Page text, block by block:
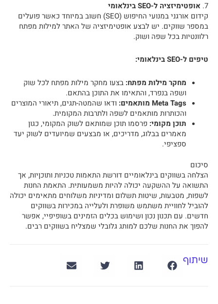
7. אופטימיזציה ל-SEO בינלאומי
קידום אורגני במנועי החיפוש (SEO) חשוב במיוחד כאשר פועלים
במספר שווקים. יש לבצע אופטימיזציה של האתר למילות מפתח
רלוונטיות בכל שפה ושוק.
טיפים ל-SEO בינלאומי:
מחקר מילות מפתח: בצעו מחקר מילות מפתח לכל שוק
ושפה בנפרד, והתאימו את התוכן בהתאם.
Meta Tags מותאמים:
ודאו שהמטה-תגים, תיאורי המוצרים
והכותרות מותאמים לשפה ולתרבות המקומית.
תוכן מקומי: פרסמו תוכן שמותאם לשוק המקומי, כגון
מאמרים בבלוג, מדריכים, או מבצעים שמיועדים לשוק יעד
ספציפי.
סיכום
הצלחה בשווקים בינלאומיים דורשת התאמות טכניות ותוכןיות, אך
התשואה על ההשקעה יכולה להיות משמעותית. התאמת החנות
לשפות, מטבעות, שיטות תשלום ומדיניות משלוחים מתאימים יכולה
להוביל לחוויית משתמש משופרת ולעלייה במכירות בשווקים
חדשים. עם תכנון נכון ושימוש בכלים הזמינים בשופיפיי, אפשר
להפוך את החנות שלכם למותג גלובלי שמצליח בשווקים רבים.
שיתוף